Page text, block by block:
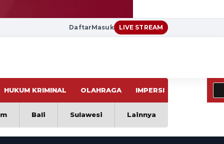
DaftarMasuk LIVE STREAM
HUKUM KRIMINAL OLAHRAGA IMPERSI
Bali Sulawesi Lainnya